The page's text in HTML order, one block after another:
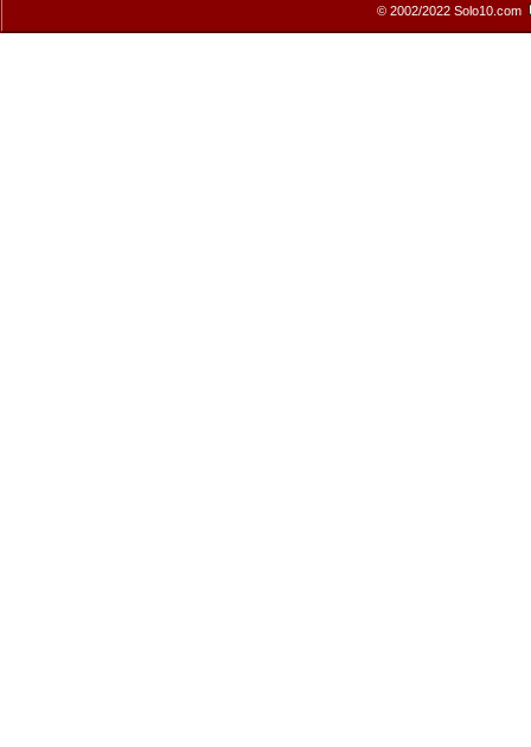
© 2002/2022 Solo10.com